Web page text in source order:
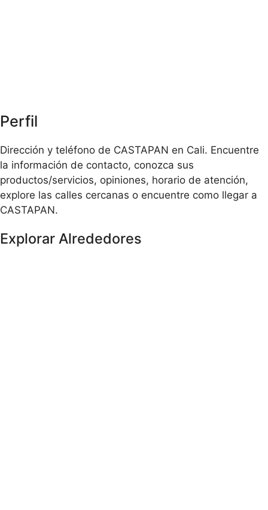
Perfil
Dirección y teléfono de CASTAPAN en Cali. Encuentre
la información de contacto, conozca sus
productos/servicios, opiniones, horario de atención,
explore las calles cercanas o encuentre como llegar a
CASTAPAN.
Explorar Alrededores